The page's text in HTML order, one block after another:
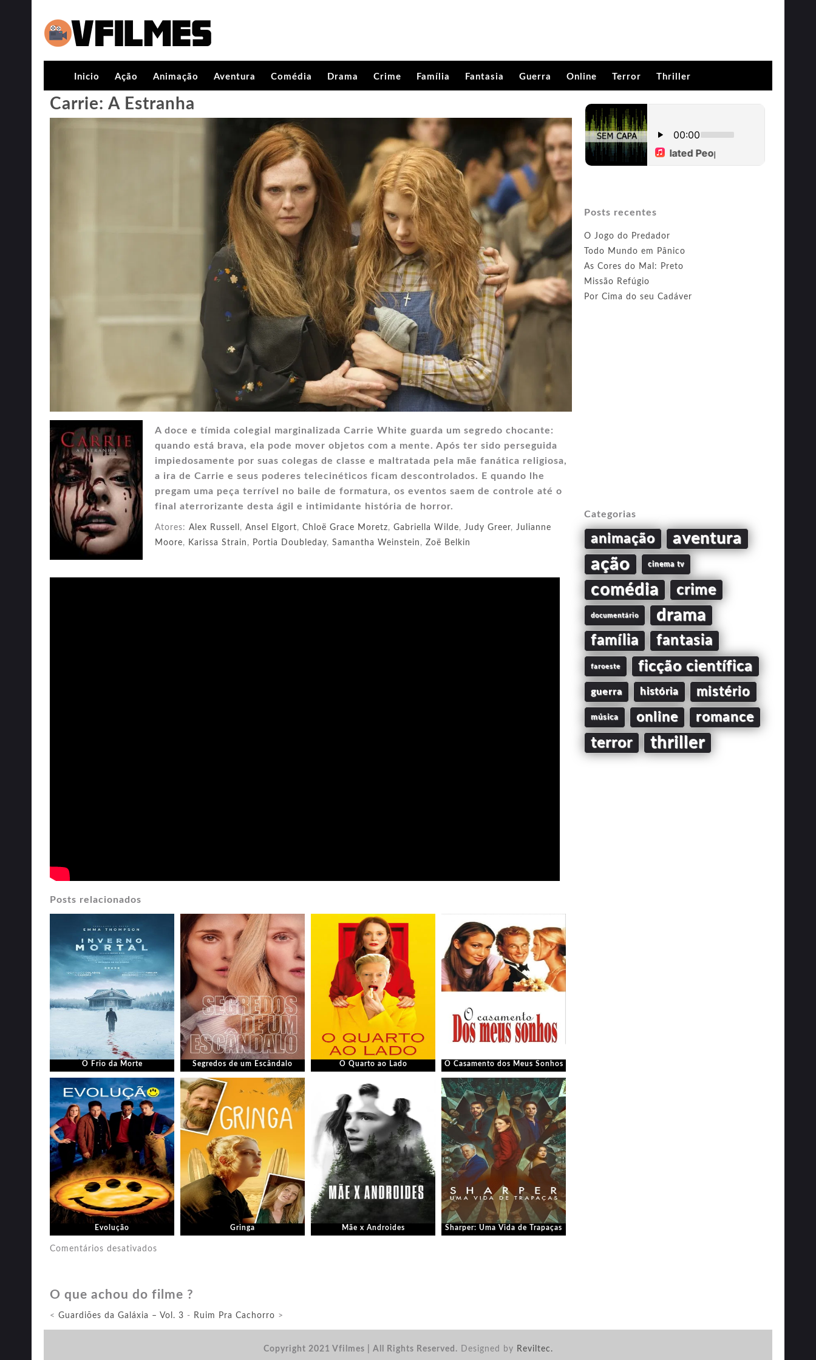
Inicio Ação Animação Aventura Comédia Drama Crime Família Fantasia Guerra Online Terror Thriller
Carrie: A Estranha
A doce e tímida colegial marginalizada Carrie White guarda um segredo chocante:
quando está brava, ela pode mover objetos com a mente. Após ter sido perseguida
impiedosamente por suas colegas de classe e maltratada pela mãe fanática religiosa,
a ira de Carrie e seus poderes telecinéticos ficam descontrolados. E quando lhe
pregam uma peça terrível no baile de formatura, os eventos saem de controle até o
final aterrorizante desta ágil e intimidante história de horror.
Atores: Alex Russell , Ansel Elgort, Chloë Grace Moretz, Gabriella Wilde, Judy Greer, Julianne
Moore, Karissa Strain , Portia Doubleday, Samantha Weinstein , Zoë Belkin
Posts relacionados
O Frio da Morte Segredos de um Escândalo O Quarto ao Lado O Casamento dos Meus Sonhos
Evolução Gringa Mãe x Androides Sharper: Uma Vida de Trapaças
Comentários desativados
Vida
O que achou do filme ?
< Guardiões da Galáxia – Vol. 3 - Ruim Pra Cachorro >
Posts recentes
O Jogo do Predador
Todo Mundo em Pânico
As Cores do Mal: Preto
Missão Refúgio
Por Cima do seu Cadáver
Categorias
animação aventura
ação cinema tv
comédia crime
documentário drama
família fantasia
faroeste ficção científica
guerra história mistério
música online romance
terror thriller
Copyright 2021 Vfilmes | All Rights Reserved. Designed by Reviltec.